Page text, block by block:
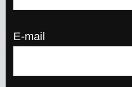
E-mail